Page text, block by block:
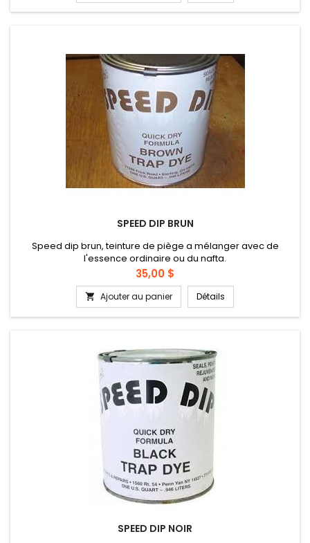
SPEED DIP BRUN
Speed dip brun, teinture de piège a mélanger avec de
l'essence ordinaire ou du nafta.
Prix
35,00 $
 Ajouter au panier Détails
SPEED DIP NOIR